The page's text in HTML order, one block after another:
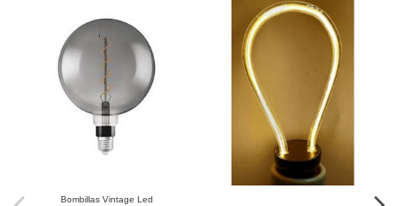
Bombillas Vintage Led